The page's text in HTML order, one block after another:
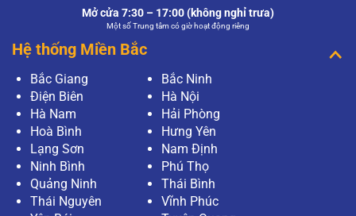
Mở cửa 7:30 – 17:00 (không nghỉ trưa)
Một số Trung tâm có giờ hoạt động riêng
Hệ thống Miền Bắc
Bắc Giang
Bắc Ninh
Điện Biên
Hà Nội
Hà Nam
Hải Phòng
Hoà Bình
Hưng Yên
Lạng Sơn
Nam Định
Ninh Bình
Phú Thọ
Quảng Ninh
Thái Bình
Thái Nguyên
Vĩnh Phúc